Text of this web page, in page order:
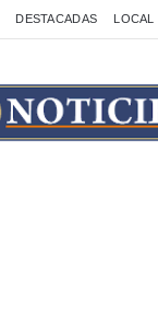
DESTACADAS LOCAL